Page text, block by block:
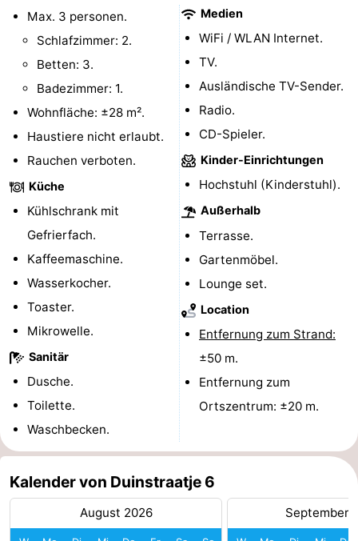
Bos
en
Zimmer
(mit
Frühstück)
Lastminutes
Strand
Sehen
tun
Museen
-
Galerien
Denkmäler
-
Kirchen
-
Leuchtturme
-
Aussichtspunkte
Attraktionen
Spielplätze
-
Indoor-
Spielplätze
Bowling
Wellness-
Max. 3 personen.
Schlafzimmer: 2.
Betten: 3.
Badezimmer: 1.
Wohnfläche: ±28 m².
Haustiere nicht erlaubt.
Rauchen verboten.
Küche
Kühlschrank mit
Gefrierfach.
Kaffeemaschine.
Wasserkocher.
Toaster.
Mikrowelle.
Sanitär
Dusche.
Toilette.
Waschbecken.
Medien
WiFi / WLAN Internet.
TV.
Ausländische TV-Sender.
Radio.
CD-Spieler.
Kinder-Einrichtungen
Hochstuhl (Kinderstuhl).
Außerhalb
Terrasse.
Gartenmöbel.
Lounge set.
Location
Entfernung zum Strand:
±50 m.
Entfernung zum
Ortszentrum: ±20 m.
Kalender von Duinstraatje 6
August 2026 September